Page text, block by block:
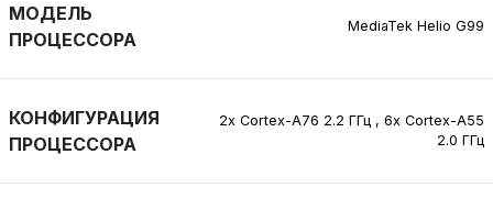
МОДЕЛЬ
ПРОЦЕССОРА
MediaTek Helio G99
КОНФИГУРАЦИЯ
ПРОЦЕССОРА
2x Cortex-A76 2.2 ГГц , 6x Cortex-A55
2.0 ГГц